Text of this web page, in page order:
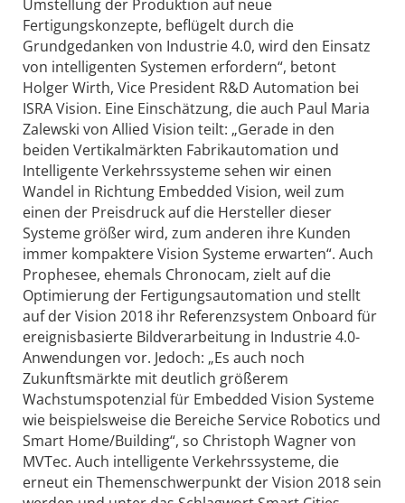
Umstellung der Produktion auf neue
Fertigungskonzepte, beflügelt durch die
Grundgedanken von Industrie 4.0, wird den Einsatz
von intelligenten Systemen erfordern“, betont
Holger Wirth, Vice President R&D Automation bei
ISRA Vision. Eine Einschätzung, die auch Paul Maria
Zalewski von Allied Vision teilt: „Gerade in den
beiden Vertikalmärkten Fabrikautomation und
Intelligente Verkehrssysteme sehen wir einen
Wandel in Richtung Embedded Vision, weil zum
einen der Preisdruck auf die Hersteller dieser
Systeme größer wird, zum anderen ihre Kunden
immer kompaktere Vision Systeme erwarten“. Auch
Prophesee, ehemals Chronocam, zielt auf die
Optimierung der Fertigungsautomation und stellt
auf der Vision 2018 ihr Referenzsystem Onboard für
ereignisbasierte Bildverarbeitung in Industrie 4.0-
Anwendungen vor. Jedoch: „Es auch noch
Zukunftsmärkte mit deutlich größerem
Wachstumspotenzial für Embedded Vision Systeme
wie beispielsweise die Bereiche Service Robotics und
Smart Home/Building“, so Christoph Wagner von
MVTec. Auch intelligente Verkehrssysteme, die
erneut ein Themenschwerpunkt der Vision 2018 sein